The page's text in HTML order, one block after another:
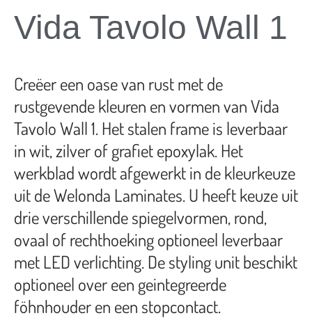
Vida Tavolo Wall 1
Creëer een oase van rust met de
rustgevende kleuren en vormen van Vida
Tavolo Wall 1. Het stalen frame is leverbaar
in wit, zilver of grafiet epoxylak. Het
werkblad wordt afgewerkt in de kleurkeuze
uit de Welonda Laminates. U heeft keuze uit
drie verschillende spiegelvormen, rond,
ovaal of rechthoeking optioneel leverbaar
met LED verlichting. De styling unit beschikt
optioneel over een geintegreerde
föhnhouder en een stopcontact.